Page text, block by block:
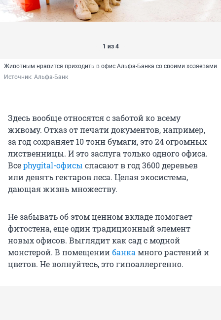
1 из 4
Животным нравится приходить в офис Альфа-Банка со своими хозяевами
Источник: Альфа-Банк
Здесь вообще относятся с заботой ко всему
живому. Отказ от печати документов, например,
за год сохраняет 10 тонн бумаги, это 24 огромных
лиственницы. И это заслуга только одного офиса.
Всеphygital-офисы спасают в год 3600 деревьев
или девять гектаров леса. Целая экосистема,
дающая жизнь множеству.
Не забывать об этом ценном вкладе помогает
фитостена, еще один традиционный элемент
новых офисов. Выглядит как сад с модной
монстерой. В помещениибанка много растений и
цветов. Не волнуйтесь, это гипоаллергенно.